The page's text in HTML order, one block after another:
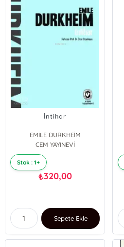
İntihar
EMİLE DURKHEİM
CEM YAYINEVİ
Stok : 1+
₺320,00
Sepete Ekle